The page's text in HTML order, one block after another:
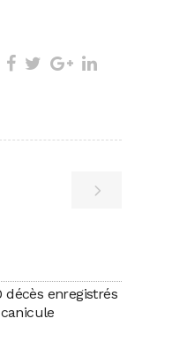
décès enregistrés